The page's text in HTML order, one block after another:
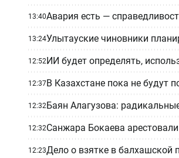
13:40Авария есть —
13:24Улытауские чиновники
12:52ИИ будет определять,
12:37В Казахстане пока не будут
12:32Баян Алагузова:
12:32Санжара Бокаева
12:23Дело о взятке в балхашской